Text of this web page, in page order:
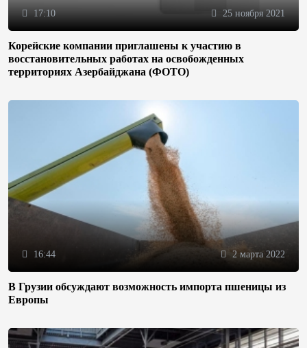
17:10 25 ноября 2021
Корейские компании приглашены к участию в
восстановительных работах на освобожденных
территориях Азербайджана (ФОТО)
16:44 2 марта 2022
В Грузии обсуждают возможность импорта пшеницы из
Европы